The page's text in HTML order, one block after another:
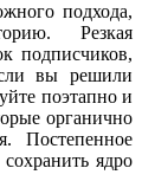
подхода,
Резкая
подписчиков,
вы решили
поэтапно и
органично
Постепенное
ядро